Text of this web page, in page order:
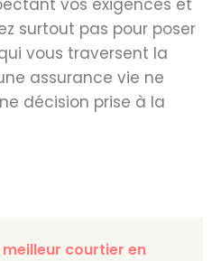
surtout pas pour poser
vous traversent la
assurance vie ne
décision prise à la
courtier en